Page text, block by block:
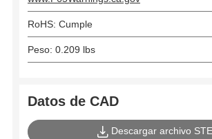
RoHS: Cumple
Peso: 0.209 lbs
Datos de CAD
Descargar archivo